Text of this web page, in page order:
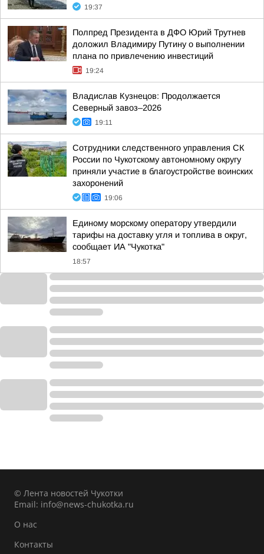
19:37
Полпред Президента в ДФО Юрий Трутнев
доложил Владимиру Путину о выполнении
плана по привлечению инвестиций
19:24
Владислав Кузнецов: Продолжается
Северный завоз–2026
19:11
Сотрудники следственного управления СК
России по Чукотскому автономному округу
приняли участие в благоустройстве воинских
захоронений
19:06
Единому морскому оператору утвердили
тарифы на доставку угля и топлива в округ,
сообщает ИА "Чукотка"
18:57
© Лента новостей Чукотки
Email: info@news-chukotka.ru
О нас
Контакты